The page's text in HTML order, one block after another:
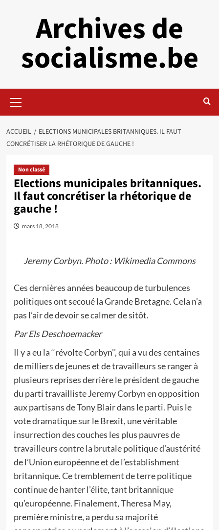
Archives de
socialisme.be
principal
ACCUEIL
ELECTIONS MUNICIPALES BRITANNIQUES. IL FAUT
CONCRÉTISER LA RHÉTORIQUE DE GAUCHE !
Non classé
Elections municipales britanniques.
Il faut concrétiser la rhétorique de
gauche !
mars 18, 2018
Jeremy Corbyn. Photo : Wikimedia Commons
Ces dernières années beaucoup de turbulences
politiques ont secoué la Grande Bretagne. Cela n’a
pas l’air de devoir se calmer de sitôt.
Par Els Deschoemacker
Il y a eu la ‘‘révolte Corbyn’’, qui a vu des centaines
de milliers de jeunes et de travailleurs se ranger à
plusieurs reprises derrière le président de gauche
du parti travailliste Jeremy Corbyn en opposition
aux partisans de Tony Blair dans le parti. Puis le
vote dramatique sur le Brexit, une véritable
insurrection des couches les plus pauvres de
travailleurs contre la brutale politique d’austérité
de l’Union européenne et de l’establishment
britannique. Ce tremblement de terre politique
continue de hanter l’élite, tant britannique
qu’européenne. Finalement, Theresa May,
première ministre, a perdu sa majorité